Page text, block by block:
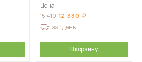
Цена
15 410 12 330
за 1 день
В корзину